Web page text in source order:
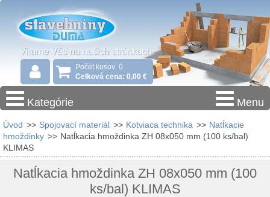
Počet kusov: 0
Celková cena: 0,00 €
Kategórie Menu
Úvod >> Spojovací materiál >> Kotviaca technika >> Natĺkacie
hmoždinky >> Natĺkacia hmoždinka ZH 08x050 mm (100 ks/bal)
KLIMAS
Natĺkacia hmoždinka ZH 08x050 mm (100
ks/bal) KLIMAS